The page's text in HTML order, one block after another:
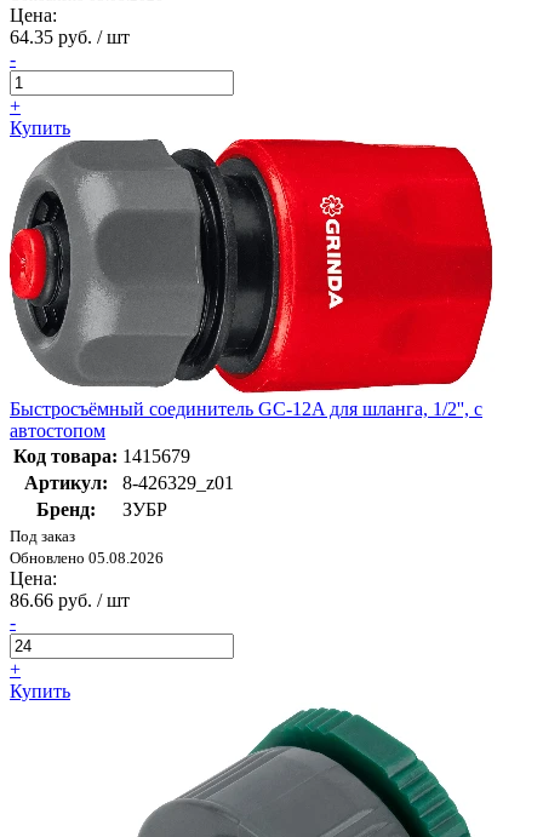
Цена:
64.35 руб. / шт
-
+
Купить
Быстросъёмный соединитель GC-12A для шланга, 1/2'', с
автостопом
Код товара: 1415679
Артикул:
8-426329_z01
Бренд:
ЗУБР
Под заказ
Обновлено 05.08.2026
Цена:
86.66 руб. / шт
-
+
Купить